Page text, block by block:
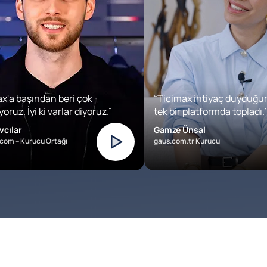
başından beri çok
İyi ki varlar diyoruz.”
– Kurucu Ortağı
“Ticimax ihtiyaç
tek bir platformda
Gamze Ünsal
gaus.com.tr Kurucu